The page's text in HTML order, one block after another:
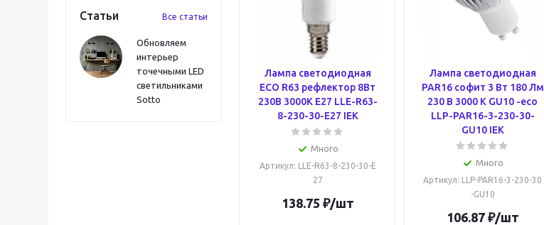
Статьи Все статьи
Обновляем
интерьер
точечными LED
светильниками
Sotto
Лампа светодиодная
ECO R63 рефлектор 8Вт
230В 3000К E27 LLE-R63-
8-230-30-E27 IEK
Много
Артикул: LLE-R63-8-230-30-E
27
138.75 ₽/шт
Лампа светодиодная
PAR16 софит 3 Вт 180 Лм
230 В 3000 К GU10 -eco
LLP-PAR16-3-230-30-
GU10 IEK
Много
Артикул: LLP-PAR16-3-230-30
-GU10
106.87₽/шт